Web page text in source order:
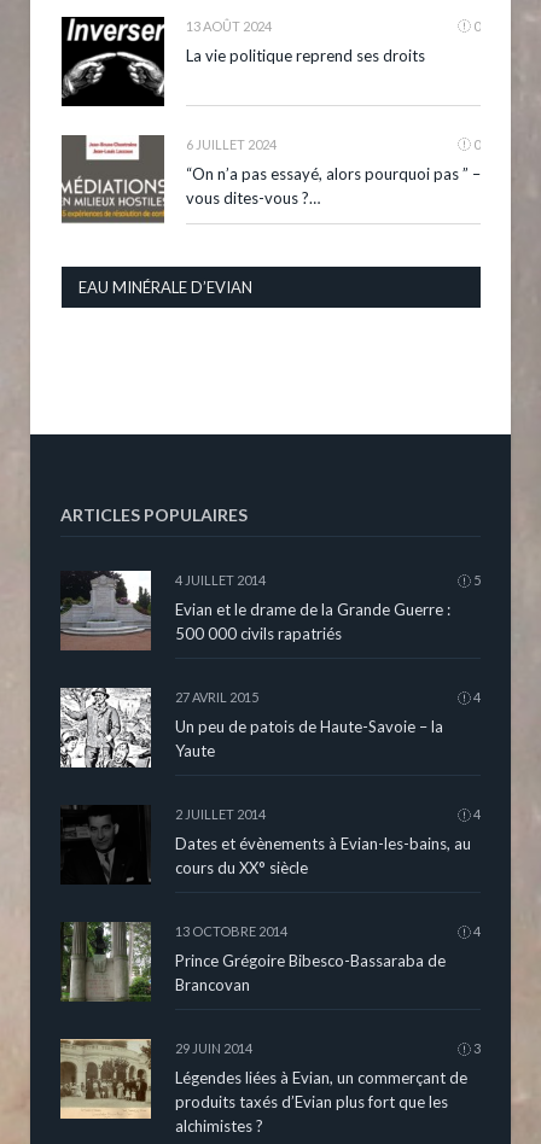
13 AOÛT 2024 0
La vie politique reprend ses droits
6 JUILLET 2024 0
“On n’a pas essayé, alors pourquoi pas ” –
vous dites-vous ?…
EAU MINÉRALE D’EVIAN
ARTICLES POPULAIRES
4 JUILLET 2014 5
Evian et le drame de la Grande Guerre :
500 000 civils rapatriés
27 AVRIL 2015 4
Un peu de patois de Haute-Savoie – la
Yaute
2 JUILLET 2014 4
Dates et évènements à Evian-les-bains, au
cours du XX° siècle
13 OCTOBRE 2014 4
Prince Grégoire Bibesco-Bassaraba de
Brancovan
29 JUIN 2014 3
Légendes liées à Evian, un commerçant de
produits taxés d’Evian plus fort que les
alchimistes ?